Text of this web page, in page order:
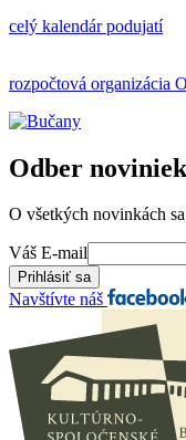
celý kalendár podujatí
rozpočtová organizácia
Odber noviniek
O všetkých novinkách
Váš E-mail
Navštívte náš